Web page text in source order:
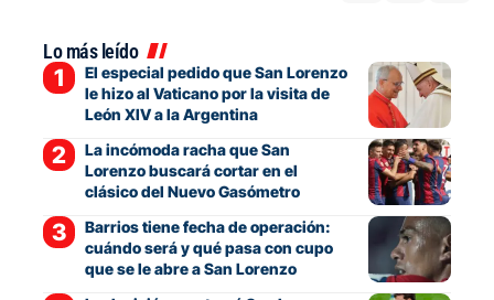
Lo más leído
El especial pedido que San Lorenzo
le hizo al Vaticano por la visita de
León XIV a la Argentina
La incómoda racha que San
Lorenzo buscará cortar en el
clásico del Nuevo Gasómetro
Barrios tiene fecha de operación:
cuándo será y qué pasa con cupo
que se le abre a San Lorenzo